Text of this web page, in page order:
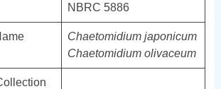
NBRC 5886
Chaetomidium japonicum
Chaetomidium olivaceum